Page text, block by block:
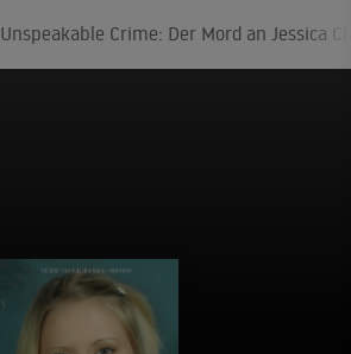
Unspeakable Crime: Der Mord an Jessica